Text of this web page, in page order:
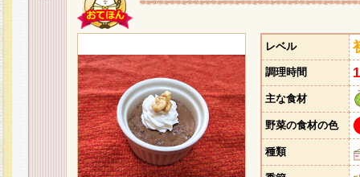
レベル
調理時間
主な食材
野菜の食材の色
種類